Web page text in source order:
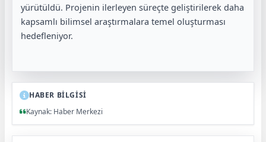
yürütüldü. Projenin ilerleyen süreçte geliştirilerek daha
kapsamlı bilimsel araştırmalara temel oluşturması
hedefleniyor.
HABER BİLGİSİ
Kaynak: Haber Merkezi